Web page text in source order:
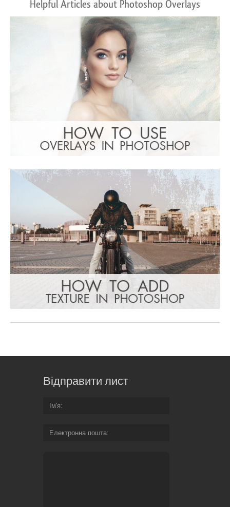
Helpful Articles about Photoshop Overlays
Відправити лист
Ім'я
Електронна пошта